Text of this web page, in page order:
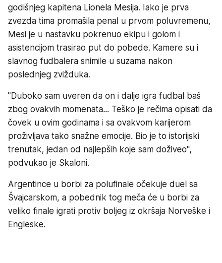
godišnjeg kapitena Lionela Mesija. Iako je prva
zvezda tima promašila penal u prvom poluvremenu,
Mesi je u nastavku pokrenuo ekipu i golom i
asistencijom trasirao put do pobede. Kamere su i
slavnog fudbalera snimile u suzama nakon
poslednjeg zvižduka.
"Duboko sam uveren da on i dalje igra fudbal baš
zbog ovakvih momenata... Teško je rečima opisati da
čovek u ovim godinama i sa ovakvom karijerom
proživljava tako snažne emocije. Bio je to istorijski
trenutak, jedan od najlepših koje sam doživeo",
podvukao je Skaloni.
Argentince u borbi za polufinale očekuje duel sa
Švajcarskom, a pobednik tog meča će u borbi za
veliko finale igrati protiv boljeg iz okršaja Norveške i
Engleske.